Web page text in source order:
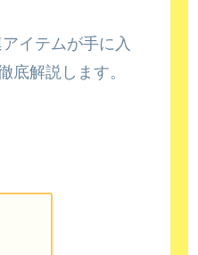
イテムが手に入
底解説します。